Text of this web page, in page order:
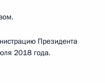
Президента
2018 года.